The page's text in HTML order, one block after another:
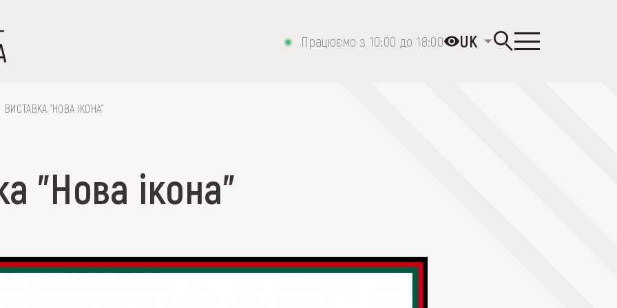
Працюємо з 10:00 до 18:00 UK
вишивка, скриня, ...
ВИСТАВКА "НОВА ІКОНА"
"Нова ікона"